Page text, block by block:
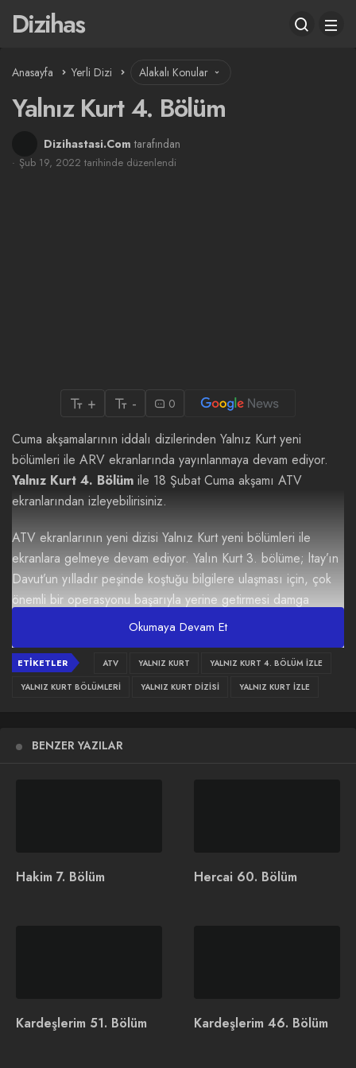
Dizihas
Anasayfa Yerli Dizi Alakalı Konular
Yalnız Kurt 4. Bölüm
Dizihastasi.Com tarafından
Şub 19, 2022 tarihinde düzenlendi
+ - 0
Cuma akşamalarının iddalı dizilerinden Yalnız Kurt yeni
bölümleri ile ARV ekranlarında yayınlanmaya devam ediyor.
Yalnız Kurt 4. Bölüm ile 18 Şubat Cuma akşamı ATV
ekranlarından izleyebilirisiniz.
ATV ekranlarının yeni dizisi Yalnız Kurtyeni bölümleri ile
ekranlara gelmeye devam ediyor. Yalın Kurt 3. bölüme; ltay’ın
Davut’un yılladır peşinde koştuğu bilgilere ulaşması için, çok
önemli bir operasyonu başarıyla yerine getirmesi damga
vurdu. Ulaşmak istediği bilgi için kimseye bir şey hissettirmeden
hareket eden Altay, şüpheleri başka yöne çekerek istediğini
elde eder.
Okumaya Devam Et
ETIKETLER ATV YALNIZ KURT
YALNIZ KURT 4. BÖLÜM İZLE
YALNIZ KURT BÖLÜMLERI
YALNIZ KURT DIZISI YALNIZ KURT İZLE
BENZER YAZILAR
Hakim 7. Bölüm Hercai 60. Bölüm
Kardeşlerim 51. Bölüm Kardeşlerim 46. Bölüm